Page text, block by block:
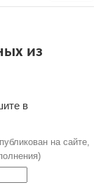
из
в
на сайте,